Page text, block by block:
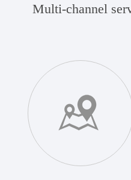
Multi-channel